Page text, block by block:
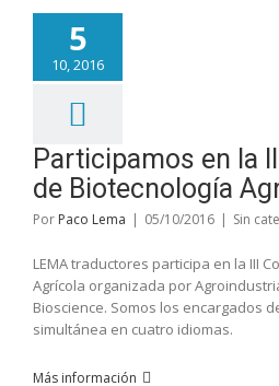
5
10, 2016
Participamos en la
de Biotecnología
Por Paco Lema | 05/10/2016 | Sin
LEMA traductores participa en la III
Agrícola organizada por
Bioscience. Somos los encargados
simultánea en cuatro idiomas.
Más información